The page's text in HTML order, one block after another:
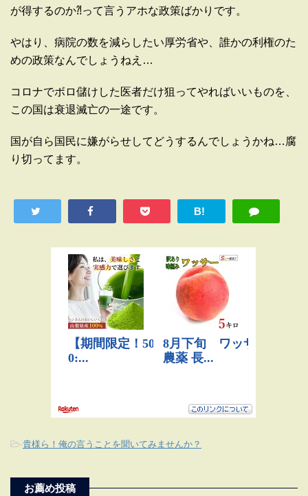
が得するのか⁈って言うアホな政策ばかりです。
やはり、病院の数を減らしたい厚労省や、誰かの利権のた
めの政策なんでしょうねえ…
コロナでボロ儲けした医者だけ狙ってやればいいものを、
この国は衰退滅亡の一途です。
国が自ら国民に嫌がらせしてどうするんでしょうかね…腐
り切ってます。
B!
-貴様ら！俺の言うことを聞いてみませんか？
お薦め投稿